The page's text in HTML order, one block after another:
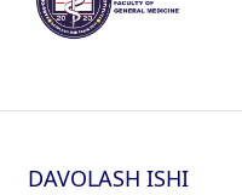
DAVOLASH ISHI